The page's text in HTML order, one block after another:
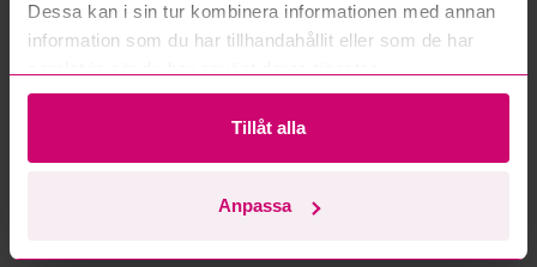
Dessa kan i sin tur kombinera informationen med annan
information som du har tillhandahållit eller som de har
Tillåt alla
Anpassa
3d Nacka